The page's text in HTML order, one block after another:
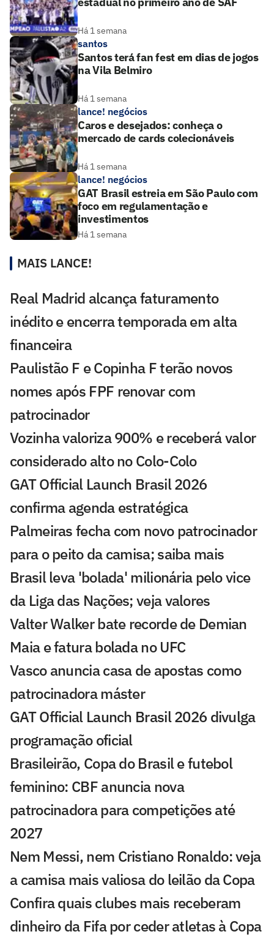
Há 1 semana
santos
Santos terá fan fest em dias de jogos
na Vila Belmiro
Há 1 semana
lance! negócios
Caros e desejados: conheça o
mercado de cards colecionáveis
Há 1 semana
lance! negócios
GAT Brasil estreia em São Paulo com
foco em regulamentação e
investimentos
Há 1 semana
MAIS LANCE!
Real Madrid alcança faturamento
inédito e encerra temporada em alta
financeira
Paulistão F e Copinha F terão novos
nomes após FPF renovar com
patrocinador
Vozinha valoriza 900% e receberá valor
considerado alto no Colo-Colo
GAT Official Launch Brasil 2026
confirma agenda estratégica
Palmeiras fecha com novo patrocinador
para o peito da camisa; saiba mais
Brasil leva 'bolada' milionária pelo vice
da Liga das Nações; veja valores
Valter Walker bate recorde de Demian
Maia e fatura bolada no UFC
Vasco anuncia casa de apostas como
patrocinadora máster
GAT Official Launch Brasil 2026 divulga
programação oficial
Brasileirão, Copa do Brasil e futebol
feminino: CBF anuncia nova
patrocinadora para competições até
2027
Nem Messi, nem Cristiano Ronaldo: veja
a camisa mais valiosa do leilão da Copa
Confira quais clubes mais receberam
dinheiro da Fifa por ceder atletas à Copa